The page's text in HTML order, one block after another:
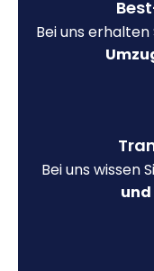
Bei uns erhalten
Bei uns wissen